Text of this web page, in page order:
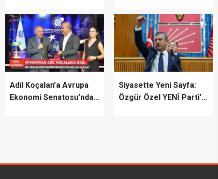
Adil Koçalan’a Avrupa
Ekonomi Senatosu’ndan
Siyasette Yeni Sayfa:
Özgür Özel YENİ Parti’yi